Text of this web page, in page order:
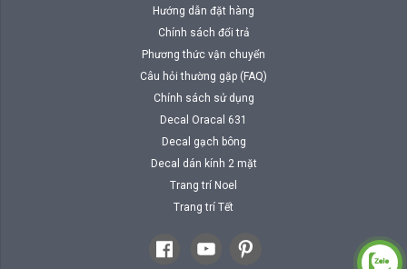
Hướng dẫn đặt hàng
Chính sách đổi trả
Phương thức vận chuyển
Câu hỏi thường gặp (FAQ)
Chính sách sử dụng
Decal Oracal 631
Decal gạch bông
Decal dán kính 2 mặt
Trang trí Noel
Trang trí Tết